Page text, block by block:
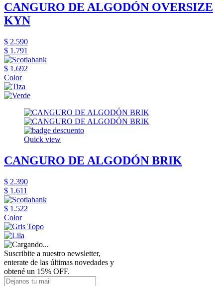
CANGURO DE ALGODÓN OVERSIZE
KYN
$ 2.590
$ 1.791
$ 1.692
Color
Quick view
CANGURO DE ALGODÓN BRIK
$ 2.390
$ 1.611
$ 1.522
Color
Suscribite a nuestro newsletter,
enterate de las últimas novedades y
obtené un 15% OFF.